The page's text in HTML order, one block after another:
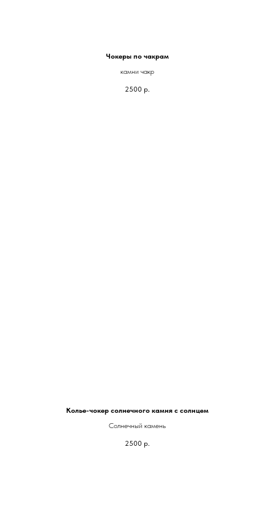
Чокеры по чакрам
камни чакр
2500 р.
Колье-чокер солнечного камня с солнцем
Солнечный камень
2500 р.